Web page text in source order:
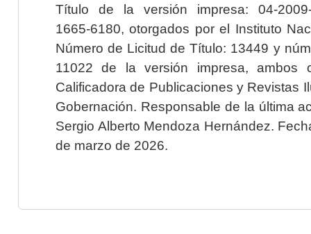
Título de la versión impresa: 04-2009-
1665-6180, otorgados por el Instituto
Número de Licitud de Título: 13449 y
11022 de la versión impresa, ambos
Calificadora de Publicaciones y Revistas
Gobernación. Responsable de la última
Sergio Alberto Mendoza Hernández.
de marzo de 2026.